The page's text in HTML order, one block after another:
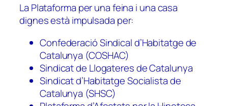
La Plataforma per una feina i una casa
dignes està impulsada per:
Confederació Sindical d’Habitatge de
Catalunya (COSHAC)
Sindicat de Llogateres de Catalunya
Sindicat d’Habitatge Socialista de
Catalunya (SHSC)